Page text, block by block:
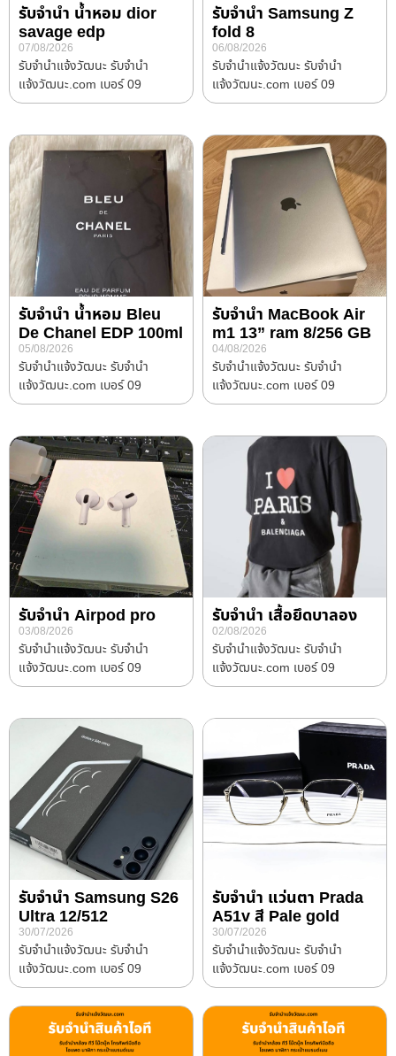
รับจำนำ น้ำหอม dior
savage edp
07/08/2026
รับจํานําแจ้งวัฒนะ รับจํานํา
แจ้งวัฒนะ.com เบอร์ 09
รับจำนำ Samsung Z
fold 8
06/08/2026
รับจํานําแจ้งวัฒนะ รับจํานํา
แจ้งวัฒนะ.com เบอร์ 09
รับจำนำ น้ำหอม Bleu
De Chanel EDP 100ml
05/08/2026
รับจํานําแจ้งวัฒนะ รับจํานํา
แจ้งวัฒนะ.com เบอร์ 09
รับจำนำ MacBook Air
m1 13” ram 8/256 GB
04/08/2026
รับจํานําแจ้งวัฒนะ รับจํานํา
แจ้งวัฒนะ.com เบอร์ 09
รับจำนำ Airpod pro
03/08/2026
รับจํานําแจ้งวัฒนะ รับจํานํา
แจ้งวัฒนะ.com เบอร์ 09
รับจำนำ เสื้อยึดบาลอง
02/08/2026
รับจํานําแจ้งวัฒนะ รับจํานํา
แจ้งวัฒนะ.com เบอร์ 09
รับจำนำ Samsung S26
Ultra 12/512
30/07/2026
รับจํานําแจ้งวัฒนะ รับจํานํา
แจ้งวัฒนะ.com เบอร์ 09
รับจำนำ แว่นตา Prada
A51v สี Pale gold
30/07/2026
รับจํานําแจ้งวัฒนะ รับจํานํา
แจ้งวัฒนะ.com เบอร์ 09